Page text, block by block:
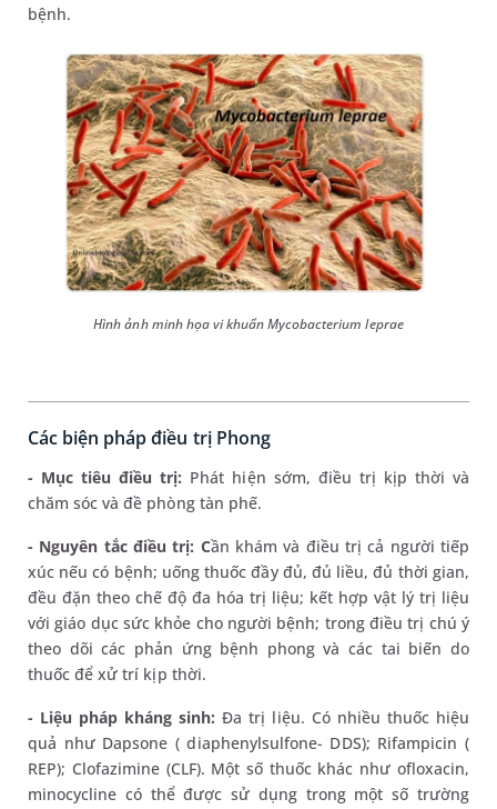
bệnh.
Hình ảnh minh họa vi khuẩn Mycobacterium leprae
Các biện pháp điều trị Phong
- Mục tiêu điều trị: Phát hiện sớm, điều trị kịp thời và
chăm sóc và đề phòng tàn phế.
- Nguyên tắc điều trị: Cần khám và điều trị cả người tiếp
xúc nếu có bệnh; uống thuốc đầy đủ, đủ liều, đủ thời gian,
đều đặn theo chế độ đa hóa trị liệu; kết hợp vật lý trị liệu
với giáo dục sức khỏe cho người bệnh; trong điều trị chú ý
theo dõi các phản ứng bệnh phong và các tai biến do
thuốc để xử trí kịp thời.
- Liệu pháp kháng sinh: Đa trị liệu. Có nhiều thuốc hiệu
quả như Dapsone ( diaphenylsulfone- DDS); Rifampicin (
REP); Clofazimine (CLF). Một số thuốc khác như ofloxacin,
minocycline có thể được sử dụng trong một số trường